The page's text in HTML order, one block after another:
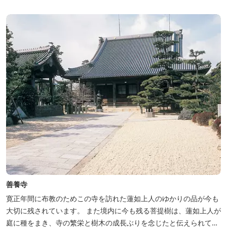
善養寺
寛正年間に布教のためこの寺を訪れた蓮如上人のゆかりの品が今も
大切に残されています。 また境内に今も残る菩提樹は、蓮如上人が
庭に種をまき、寺の繁栄と樹木の成長ぶりを念じたと伝えられてい